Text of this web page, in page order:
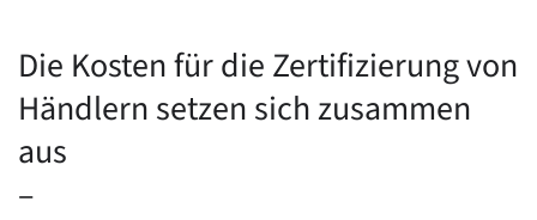
Die Kosten für die Zertifizierung von
Händlern setzen sich zusammen
aus
–